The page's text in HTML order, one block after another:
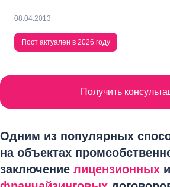
08.04.2013
Пост актуален в 2026 году
Получить
Одним из популярных
на объектах
заключение лицензионных